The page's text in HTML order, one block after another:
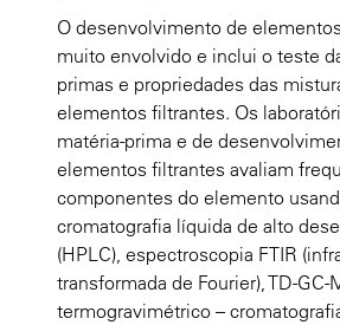
O desenvolvimento de
muito envolvido e inclui o teste
primas e propriedades das
elementos filtrantes. Os
matéria-prima e de
elementos filtrantes avaliam
componentes do elemento
cromatografia líquida de alto
(HPLC), espectroscopia FTIR
transformada de Fourier), TD-GC-
termogravimétrico –